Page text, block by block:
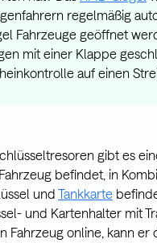
regelmäßig
Fahrzeuge geöffnet
mit einer Klappe
auf einen
gibt es
befindet, in
und Tankkarte
und Kartenhalter mit
Fahrzeug online, kann